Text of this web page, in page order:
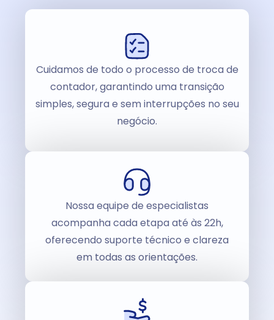
Cuidamos de todo o processo de troca de
contador, garantindo uma transição
simples, segura e sem interrupções no seu
negócio.
Nossa equipe de especialistas
acompanha cada etapa até às 22h,
oferecendo suporte técnico e clareza
em todas as orientações.